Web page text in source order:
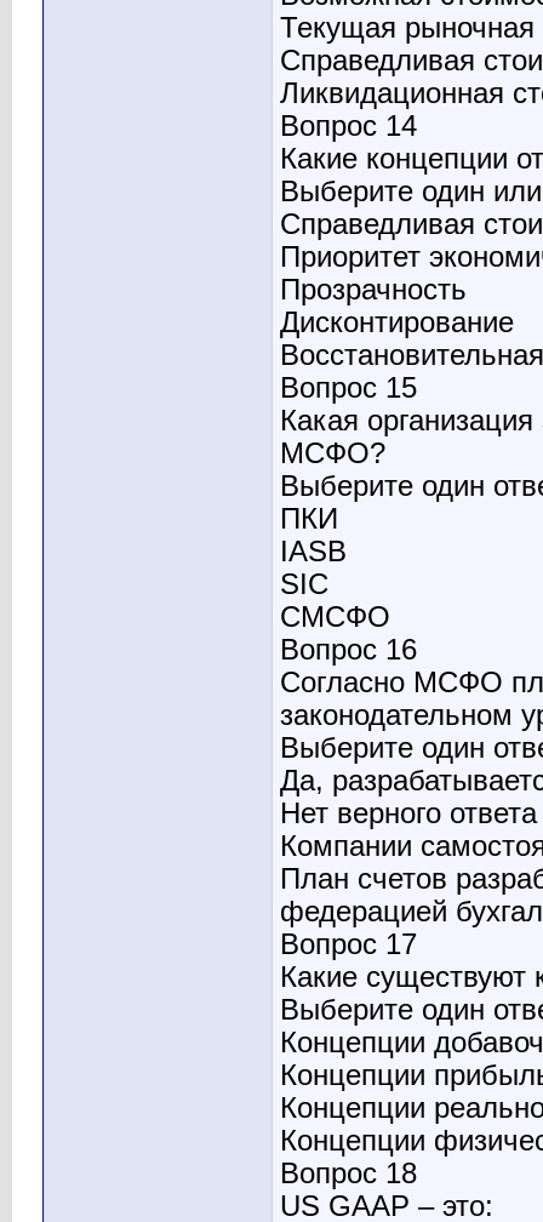
Текущая рыночная
Справедливая
Ликвидационная
Вопрос 14
Какие концепции
Выберите один
Справедливая
Приоритет
Прозрачность
Дисконтирование
Вопрос 15
Какая
МСФО?
Выберите один
ПКИ
IASB
SIC
СМСФО
Вопрос 16
Согласно МСФО
законодательном
Выберите один
Да,
Нет верного ответа
Компании
План счетов
федерацией
Вопрос 17
Какие
Выберите один
Концепции
Концепции
Концепции
Концепции
Вопрос 18
US GAAP – это: